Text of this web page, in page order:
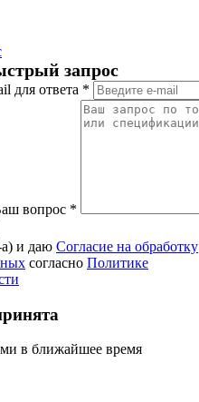
запрос
для ответа *
вопрос *
и даю Согласие на обработку
согласно Политике
в ближайшее время